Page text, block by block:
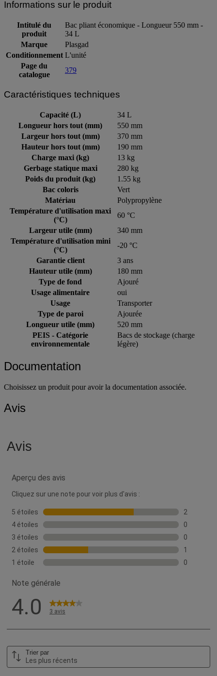
Informations sur le produit
Intitulé du
produit
Bac pliant économique - Longueur 550 mm -
34 L
Marque
Plasgad
Conditionnement L'unité
Page du
catalogue
379
Caractéristiques techniques
Capacité (L)
34 L
Longueur hors tout (mm)
550 mm
Largeur hors tout (mm)
370 mm
Hauteur hors tout (mm)
190 mm
Charge maxi (kg)
13 kg
Gerbage statique maxi
280 kg
Poids du produit (kg)
1.55 kg
Bac coloris
Vert
Matériau
Polypropylène
Température d'utilisation maxi
(°C)
60 °C
Largeur utile (mm)
340 mm
Température d'utilisation mini
(°C)
-20 °C
Garantie client
3 ans
Hauteur utile (mm)
180 mm
Type de fond
Ajouré
Usage alimentaire
oui
Usage
Transporter
Type de paroi
Ajourée
Longueur utile (mm)
520 mm
PEIS - Catégorie
environnementale
Bacs de stockage (charge
légère)
Documentation
Choisissez un produit pour avoir la documentation associée.
Avis